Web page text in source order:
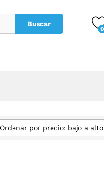
Buscar
0
Ordenar por precio: bajo a alto